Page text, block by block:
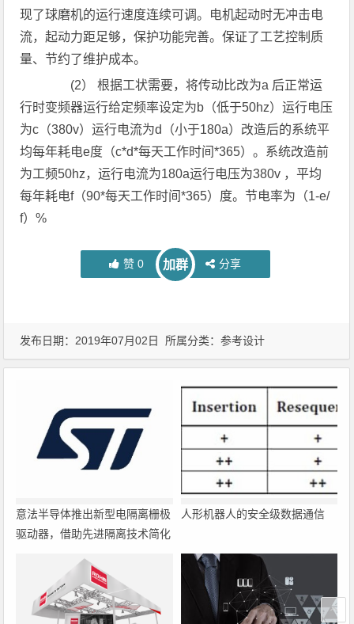
现了球磨机的运行速度连续可调。电机起动时无冲击电
流，起动力距足够，保护功能完善。保证了工艺控制质
量、节约了维护成本。
(2） 根据工状需要，将传动比改为a 后正常运
行时变频器运行给定频率设定为b（低于50hz）运行电压
为c（380v）运行电流为d（小于180a）改造后的系统平
均每年耗电e度（c*d*每天工作时间*365）。系统改造前
为工频50hz，运行电流为180a运行电压为380v ，平均
每年耗电f（90*每天工作时间*365）度。节电率为（1-e/
f）%
赞 0 加群 分享
发布日期：2019年07月02日 所属分类：参考设计
意法半导体推出新型电隔离栅极
驱动器，借助先进隔离技术简化
人形机器人的安全级数据通信